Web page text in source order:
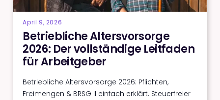
April 9, 2026
Betriebliche Altersvorsorge
2026: Der vollständige Leitfaden
für Arbeitgeber
Betriebliche Altersvorsorge 2026: Pflichten,
Freimengen & BRSG II einfach erklärt. Steuerfreier